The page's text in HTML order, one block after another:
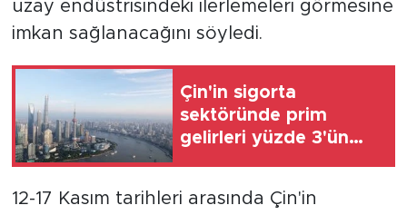
uzay endüstrisindeki ilerlemeleri görmesine
imkan sağlanacağını söyledi.
Çin'in sigorta
sektöründe prim
gelirleri yüzde 3'ün
12-17 Kasım tarihleri arasında Çin'in